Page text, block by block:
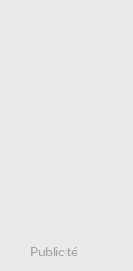
Publicité